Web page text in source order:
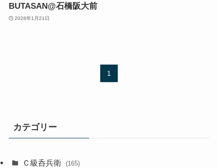
BUTASAN@石橋阪大前
2026年1月21日
1
カテゴリー
Ｃ級呑兵衛 (165)